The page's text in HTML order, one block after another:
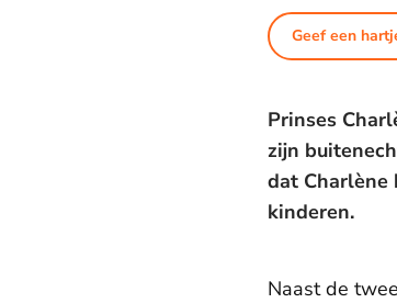
Geef een
Prinses
zijn
dat Charlène
kinderen.
Naast de